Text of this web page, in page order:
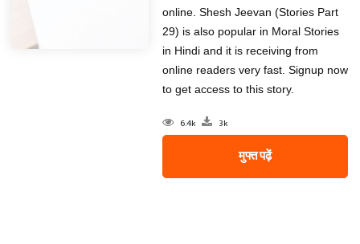
online. Shesh Jeevan (Stories Part
29) is also popular in Moral Stories
in Hindi and it is receiving from
online readers very fast. Signup now
to get access to this story.
6.4k 3k
मुफ्त पढ़ें